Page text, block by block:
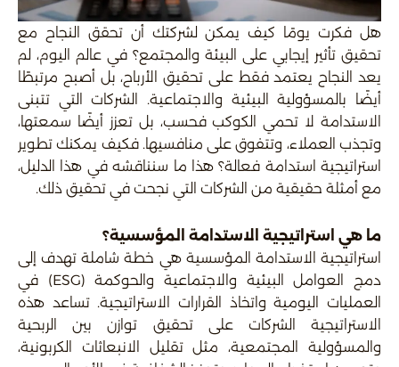
هل فكرت يومًا كيف يمكن لشركتك أن تحقق النجاح مع
تحقيق تأثير إيجابي على البيئة والمجتمع؟ في عالم اليوم، لم
يعد النجاح يعتمد فقط على تحقيق الأرباح، بل أصبح مرتبطًا
أيضًا بالمسؤولية البيئية والاجتماعية. الشركات التي تتبنى
الاستدامة لا تحمي الكوكب فحسب، بل تعزز أيضًا سمعتها،
وتجذب العملاء، وتتفوق على منافسيها. فكيف يمكنك تطوير
استراتيجية استدامة فعالة؟ هذا ما سنناقشه في هذا الدليل،
مع أمثلة حقيقية من الشركات التي نجحت في تحقيق ذلك.
ما هي استراتيجية الاستدامة المؤسسية؟
استراتيجية الاستدامة المؤسسية هي خطة شاملة تهدف إلى
دمج العوامل البيئية والاجتماعية والحوكمة (ESG) في
العمليات اليومية واتخاذ القرارات الاستراتيجية. تساعد هذه
الاستراتيجية الشركات على تحقيق توازن بين الربحية
والمسؤولية المجتمعية، مثل تقليل الانبعاثات الكربونية،